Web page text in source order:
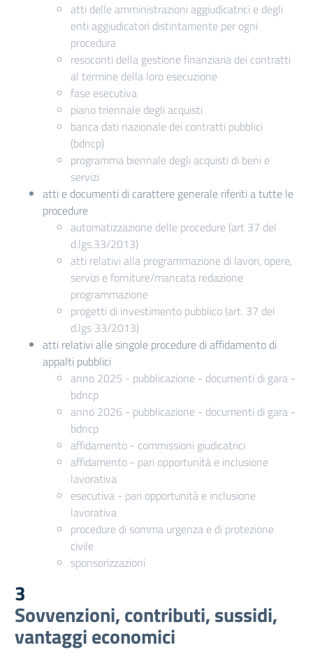
atti delle amministrazioni aggiudicatrici e degli
enti aggiudicatori distintamente per ogni
procedura
resoconti della gestione finanziaria dei contratti
al termine della loro esecuzione
fase esecutiva
piano triennale degli acquisti
banca dati nazionale dei contratti pubblici
(bdncp)
programma biennale degli acquisti di beni e
servizi
atti e documenti di carattere generale riferiti a tutte le
procedure
automatizzazione delle procedure (art 37 del
d.lgs.33/2013)
atti relativi alla programmazione di lavori, opere,
servizi e forniture/mancata redazione
programmazione
progetti di investimento pubblico (art. 37 del
d.lgs 33/2013)
atti relativi alle singole procedure di affidamento di
appalti pubblici
anno 2025 - pubblicazione - documenti di gara -
bdncp
anno 2026 - pubblicazione - documenti di gara -
bdncp
affidamento - commissioni giudicatrici
affidamento - pari opportunità e inclusione
lavorativa
esecutiva - pari opportunità e inclusione
lavorativa
procedure di somma urgenza e di protezione
civile
sponsorizzazioni
3
Sovvenzioni, contributi, sussidi,
vantaggi economici